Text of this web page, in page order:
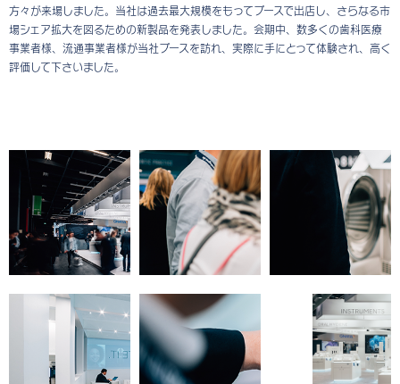
方々が来場しました。当社は過去最大規模をもってブースで出店し、さらなる市
場シェア拡大を図るための新製品を発表しました。会期中、数多くの歯科医療
事業者様、流通事業者様が当社ブースを訪れ、実際に手にとって体験され、高く
評価して下さいました。